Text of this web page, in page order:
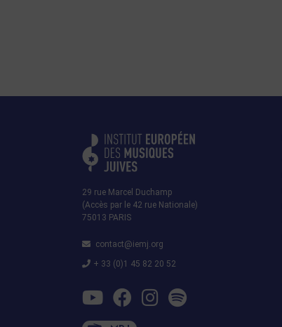
29 rue Marcel Duchamp
(Accès par le 42 rue Nationale)
75013 PARIS
contact@iemj.org
+ 33 (0)1 45 82 20 52